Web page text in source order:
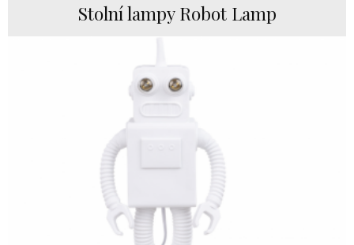
Stolní lampy Robot Lamp